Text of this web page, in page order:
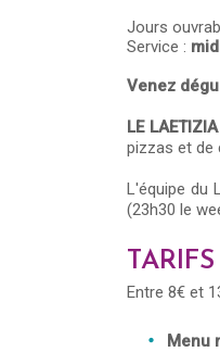
Jours
Service :
Venez
LE LAETIZIA
pizzas et de
L'équipe du
(23h30 le
TARIFS
Entre 8€ et
Menu